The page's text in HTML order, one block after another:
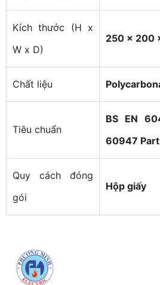
Kích thước (H x
W x D)
250 x 200
Chất liệu
Tiêu chuẩn
BS EN
60947
Quy cách đóng
gói
Hộp giấy